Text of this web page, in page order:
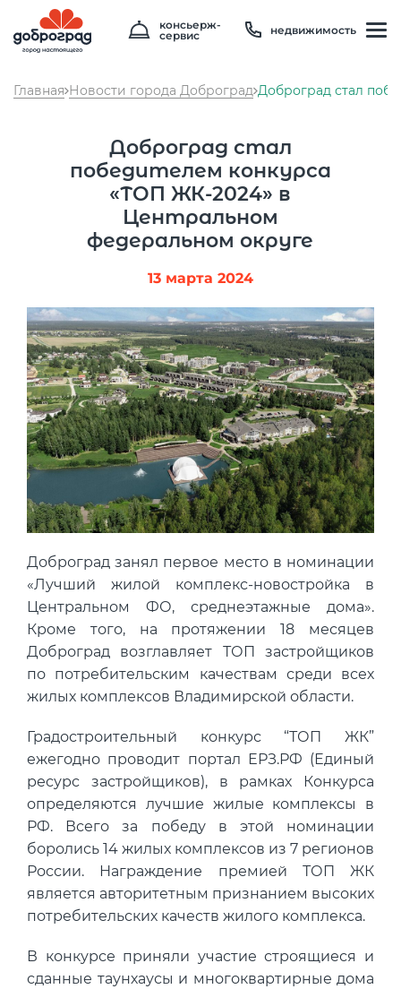
консьерж-
сервис
недвижимость
Главная Новости города Доброград Доброград стал
Доброград стал
победителем конкурса
«ТОП ЖК-2024» в
Центральном
федеральном округе
13 марта 2024
Доброград занял первое место в номинации
«Лучший жилой комплекс-новостройка в
Центральном ФО, среднеэтажные дома».
Кроме того, на протяжении 18 месяцев
Доброград возглавляет ТОП застройщиков
по потребительским качествам среди всех
жилых комплексов Владимирской области.
Градостроительный конкурс “ТОП ЖК”
ежегодно проводит портал ЕРЗ.РФ (Единый
ресурс застройщиков), в рамках Конкурса
определяются лучшие жилые комплексы в
РФ. Всего за победу в этой номинации
боролись 14 жилых комплексов из 7 регионов
России. Награждение премией ТОП ЖК
является авторитетным признанием высоких
потребительских качеств жилого комплекса.
В конкурсе приняли участие строящиеся и
сданные таунхаусы и многоквартирные дома
8 800 600 01 49
8 910 180 20 19
servis@uk-dobrograd.ru
Давление
749 мм рт. ст
? PM2.5 2мкг/м3
? PM10 3 мкг/м3
? Концентрация ЛОС 0.010 мм3/м3
? Концентрация CO2 328 ppm
? Концентрация CO 14 ppm
В пределах нормы За пределами нормы